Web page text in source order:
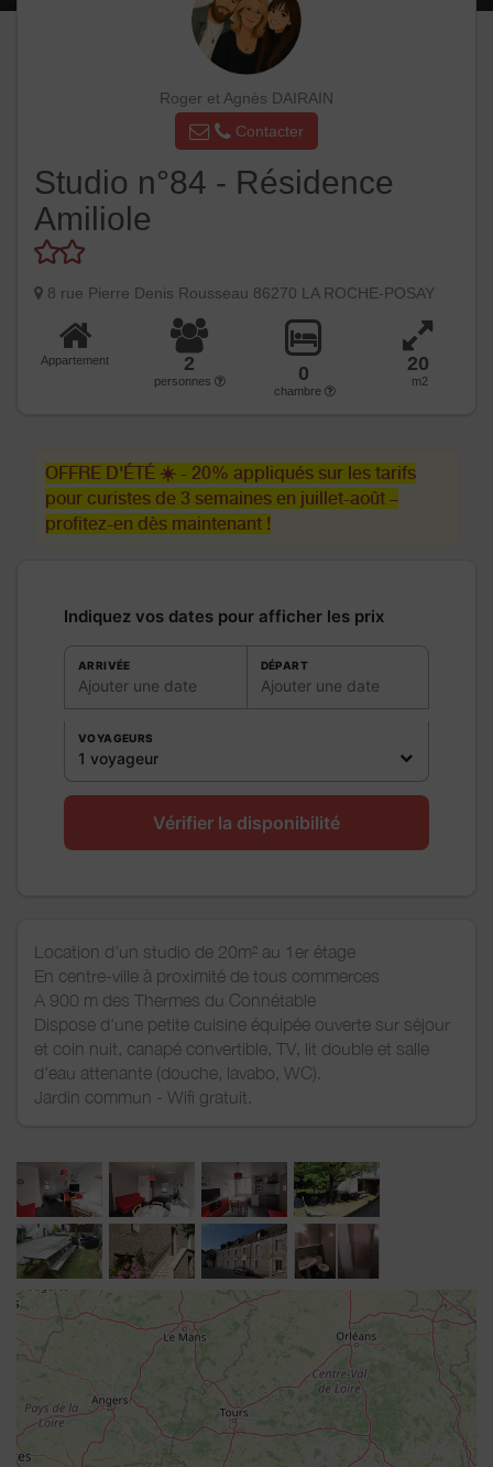
Roger et Agnès DAIRAIN
Contacter
Studio n°84 - Résidence
Amiliole
8 rue Pierre Denis Rousseau 86270 LA ROCHE-POSAY
Appartement 2
personnes 0
chambre
20
m2
OFFRE D'ÉTÉ ☀️ - 20% appliqués sur les tarifs
pour curistes de 3 semaines en juillet-août –
profitez-en dès maintenant !
Indiquez vos dates pour afficher les prix
ARRIVÉE
Ajouter une date
DÉPART
Ajouter une date
VOYAGEURS
1 voyageur
Vérifier la disponibilité
Location d'un studio de 20m² au 1er étage
En centre-ville à proximité de tous commerces
A 900 m des Thermes du Connétable
Dispose d'une petite cuisine équipée ouverte sur séjour
et coin nuit, canapé convertible, TV, lit double et salle
d'eau attenante (douche, lavabo, WC).
Jardin commun - Wifi gratuit.